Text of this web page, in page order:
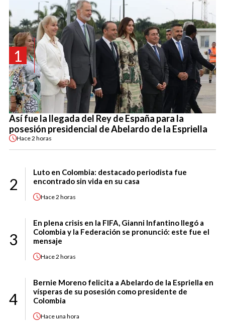
1
Así fue la llegada del Rey de España para la
posesión presidencial de Abelardo de la Espriella
Hace2 horas
2
Luto en Colombia: destacado periodista fue
encontrado sin vida en su casa
Hace2 horas
3
En plena crisis en la FIFA, Gianni Infantino llegó a
Colombia y la Federación se pronunció: este fue el
mensaje
Hace2 horas
4
Bernie Moreno felicita a Abelardo de la Espriella en
vísperas de su posesión como presidente de
Colombia
Haceuna hora